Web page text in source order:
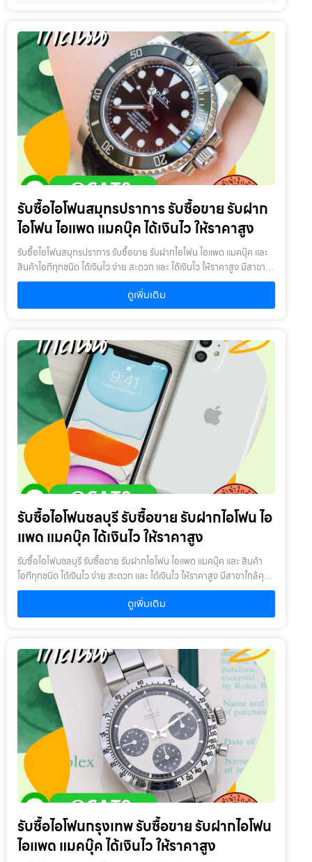
เงื่อนไขการให้บริการ1. แจ้งความประสงค์ของท่าน : ว่าต้องการนำสินค้า
ชนิดใดมาจำนำ โดยแจ้งรุ่นสินค้า และ ประเมินราคาสินค้าในเบื้องต้น2.
กำหนดสถานที่นัดพบ : โดยผู้จำนำต้องเตรียมเอกสาร สำเนาบัตร
ประชาชน เซ็นรับรองสำเนา เพื่อยืนยันการเป็นเจ้าของสินค้า3. ตรวจสอบ
สภาพ ตีราคา และ รับเงินสดทันที : ระยะเวลาผ่อนชำระตั้งแต่ 60 วันขึ้นไป
และสูงสุด 60 เดือน อัตราดอกเบี้ยต่อปีไม่เกิน 15% ตามที่กฏหมาย
กำหนด เงิน 1,000 บาท จะมีค่าบริการ 5 บาท/วัน ท่านโอนเงินค่าบริการ
ทุก 20 วัน (นับจากวันที่จำนำสินค้า) อัตราดอกเบี้ยร้อยละ 15 ต่อปี โดย
อัตราดอกเบี้ยค่าปรับ ค่าบริการ และค่าธรรมเนียม ใดๆ เมื่อรวมกันแล้ว
สูงสุดไม่เกิน 28% ต่อปีเงื่อนไขการรับจำนำ1. ผู้จำนำ ต้องเป็นเจ้าของ
สินค้า : ผู้นำสินค้ามาจำนำ ต้องเป็นเจ้าของสินค้า โดยเราจะไม่รับจำนำ
ปี : หากเกินจะพิจารณาเป็นบางรายการ โดยสินค้าต้องอยู่ในสภาพดี ไม่
เคยเสียหรือเคยซ่อมมาก่อน
รับซื้อไอโฟนสมุทรปราการ รับซื้อขาย รับฝาก
ไอโฟน ไอแพด แมคบุ๊ค ได้เงินไว ให้ราคาสูง
รับซื้อไอโฟนสมุทรปราการ รับซื้อขาย รับฝากไอโฟน ไอแพด แมคบุ๊ค และ
สินค้าไอทีทุกชนิด ได้เงินไว ง่าย สะดวก และ ได้เงินไว ให้ราคาสูง มีสาขา
ใกล้คุณรับซื้อไอโฟนสมุทรปราการ ให้บริการโดย รับซื้อขายไอโฟน.com
บริการรับซื้อขาย รับฝากสินค้าไอที และ ของมีค่าทุกชนิด ไม่ว่าจะเป็น ไอ
โฟน ไอแพด แมคบุ๊ค กล้องถ่ายรูป สินค้าแบรนด์เนม กระเป๋า นาฬิกา ทีวี
สาขาใกล้คุณเงื่อนไขการให้บริการ1. แจ้งความประสงค์ของท่าน : ว่า
ต้องการนำสินค้าชนิดใดมาจำนำ โดยแจ้งรุ่นสินค้า และ ประเมินราคาสินค้า
ในเบื้องต้น2. กำหนดสถานที่นัดพบ : โดยผู้จำนำต้องเตรียมเอกสาร สำเนา
บัตรประชาชน เซ็นรับรองสำเนา เพื่อยืนยันการเป็นเจ้าของสินค้า3. ตรวจ
สอบสภาพ ตีราคา และ รับเงินสดทันที : ระยะเวลาผ่อนชำระตั้งแต่ 60 วัน
ขึ้นไป และสูงสุด 60 เดือน อัตราดอกเบี้ยต่อปีไม่เกิน 15% ตามที่กฏหมาย
กำหนด เงิน 1,000 บาท จะมีค่าบริการ 5 บาท/วัน ท่านโอนเงินค่าบริการ
ทุก 20 วัน (นับจากวันที่จำนำสินค้า) อัตราดอกเบี้ยร้อยละ 15 ต่อปี โดย
อัตราดอกเบี้ยค่าปรับ ค่าบริการ และค่าธรรมเนียม ใดๆ เมื่อรวมกันแล้ว
สูงสุดไม่เกิน 28% ต่อปีเงื่อนไขการรับจำนำ1. ผู้จำนำ ต้องเป็นเจ้าของ
สินค้า : ผู้นำสินค้ามาจำนำ ต้องเป็นเจ้าของสินค้า โดยเราจะไม่รับจำนำ
ปี : หากเกินจะพิจารณาเป็นบางรายการ โดยสินค้าต้องอยู่ในสภาพดี ไม่
เคยเสียหรือเคยซ่อมมาก่อน
ดูเพิ่มเติม
รับซื้อไอโฟนชลบุรี รับซื้อขาย รับฝากไอโฟน ไอ
แพด แมคบุ๊ค ได้เงินไว ให้ราคาสูง
รับซื้อไอโฟนชลบุรี รับซื้อขาย รับฝากไอโฟน ไอแพด แมคบุ๊ค และ สินค้า
ไอทีทุกชนิด ได้เงินไว ง่าย สะดวก และ ได้เงินไว ให้ราคาสูง มีสาขาใกล้คุณ
รับซื้อไอโฟนชลบุรี ให้บริการโดย รับซื้อขายไอโฟน.com บริการรับซื้อขาย
รับฝากสินค้าไอที และ ของมีค่าทุกชนิด ไม่ว่าจะเป็น ไอโฟน ไอแพด แมคบุ๊ค
กล้องถ่ายรูป สินค้าแบรนด์เนม กระเป๋า นาฬิกา ทีวี จักรยาน เครื่องประดับ
ให้บริการ1. แจ้งความประสงค์ของท่าน : ว่าต้องการนำสินค้าชนิดใดมา
จำนำ โดยแจ้งรุ่นสินค้า และ ประเมินราคาสินค้าในเบื้องต้น2. กำหนดสถาน
ที่นัดพบ : โดยผู้จำนำต้องเตรียมเอกสาร สำเนาบัตรประชาชน เซ็นรับรอง
สำเนา เพื่อยืนยันการเป็นเจ้าของสินค้า3. ตรวจสอบสภาพ ตีราคา และ รับ
เงินสดทันที : ระยะเวลาผ่อนชำระตั้งแต่ 60 วันขึ้นไป และสูงสุด 60 เดือน
อัตราดอกเบี้ยต่อปีไม่เกิน 15% ตามที่กฏหมายกำหนด เงิน 1,000 บาท จะ
มีค่าบริการ 5 บาท/วัน ท่านโอนเงินค่าบริการทุก 20 วัน (นับจากวันที่
จำนำสินค้า) อัตราดอกเบี้ยร้อยละ 15 ต่อปี โดยอัตราดอกเบี้ยค่าปรับ ค่า
บริการ และค่าธรรมเนียม ใดๆ เมื่อรวมกันแล้วสูงสุดไม่เกิน 28% ต่อปี
เงื่อนไขการรับจำนำ1. ผู้จำนำ ต้องเป็นเจ้าของสินค้า : ผู้นำสินค้ามาจำนำ
ต้องเป็นเจ้าของสินค้า โดยเราจะไม่รับจำนำ เครื่องเช่า เครื่องยืม หรือ
เป็นบางรายการ โดยสินค้าต้องอยู่ในสภาพดี ไม่เคยเสียหรือเคยซ่อมมา
ก่อน
ดูเพิ่มเติม
รับซื้อไอโฟนกรุงเทพ รับซื้อขาย รับฝากไอโฟน
ไอแพด แมคบุ๊ค ได้เงินไว ให้ราคาสูง